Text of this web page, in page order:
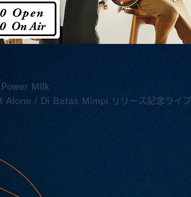
Milk
Alone / Di Batas Mimpi リリース記念ライブ